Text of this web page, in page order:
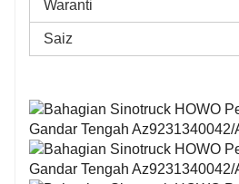
Waranti
Saiz